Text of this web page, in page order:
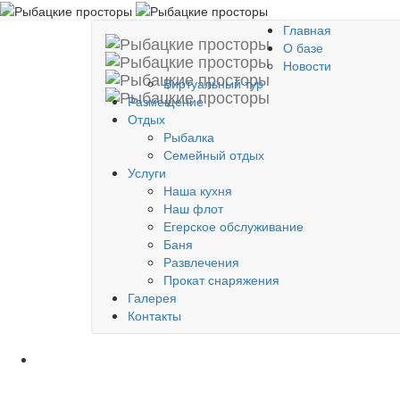
Главная
О базе
Новости
Виртуальный тур
Размещение
Отдых
Рыбалка
Семейный отдых
Услуги
Наша кухня
Наш флот
Егерское обслуживание
Баня
Развлечения
Прокат снаряжения
Галерея
Контакты